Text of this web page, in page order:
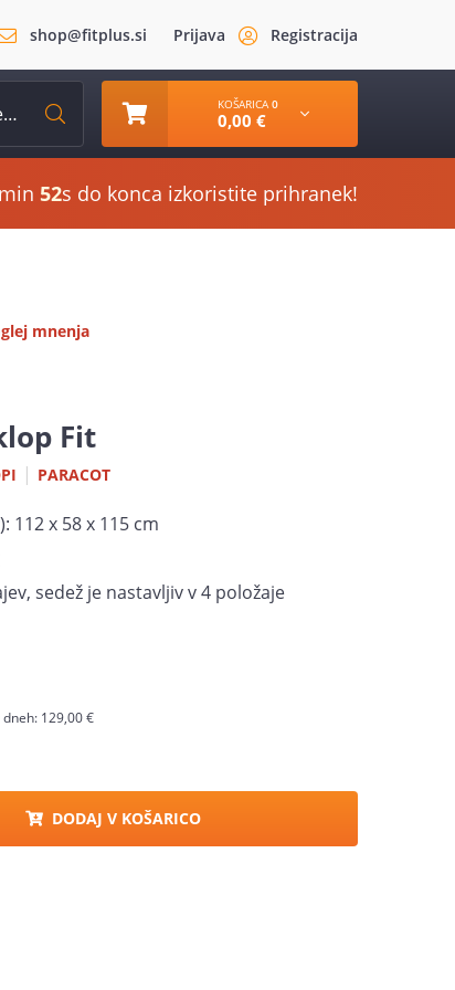
shop@fitplus.si Prijava Registracija
KOŠARICA 0
0,00 €
min 51s do konca izkoristite prihranek!
mnenja
Fit
| PARACOT
112 x 58 x 115 cm
sedež je nastavljiv v 4 položaje
dneh: 129,00 €
DODAJ V KOŠARICO